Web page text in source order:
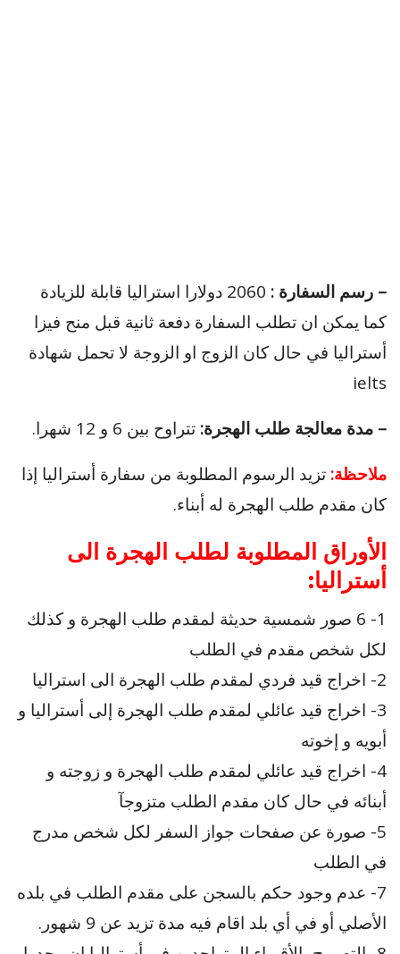
– رسم السفارة :
2060 دولارا استراليا قابلة للزيادة
كما يمكن ان تطلب السفارة دفعة ثانية قبل منح فيزا
أستراليا في حال كان الزوج او الزوجة لا تحمل شهادة
ielts
– مدة معالجة طلب الهجرة: تتراوح بين 6 و 12 شهرا.
ملاحظة: تزيد الرسوم المطلوبة من سفارة أستراليا إذا
كان مقدم طلب الهجرة له أبناء.
الأوراق المطلوبة لطلب الهجرة الى
أستراليا:
1- 6 صور شمسية حديثة لمقدم طلب الهجرة و كذلك
لكل شخص مقدم في الطلب
2- اخراج قيد فردي لمقدم طلب الهجرة الى استراليا
3- اخراج قيد عائلي لمقدم طلب الهجرة إلى أستراليا و
أبويه و إخوته
4- اخراج قيد عائلي لمقدم طلب الهجرة و زوجته و
أبنائه في حال كان مقدم الطلب متزوجآ
5- صورة عن صفحات جواز السفر لكل شخص مدرج
في الطلب
7- عدم وجود حكم بالسجن على مقدم الطلب في بلده
الأصلي أو في أي بلد اقام فيه مدة تزيد عن 9 شهور.